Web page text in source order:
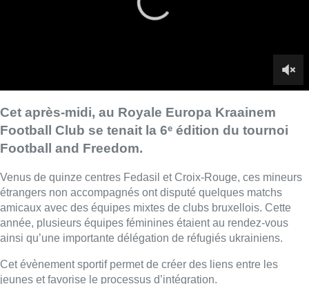
étrangers non accompagnés ont disputé quelques matchs
amicaux avec des équipes mixtes de clubs bruxellois. Cette
ainsi qu’une importante délégation de réfugiés ukrainiens.
jeunes et favorise le processus d’intégration.
■ Un reportage d’Anaïs Corbin,Loïc BourlardetHugo
Moriamé
Lire aussi :
Kraainem : la police ouvre le feu
sur un homme armé d’un couteau